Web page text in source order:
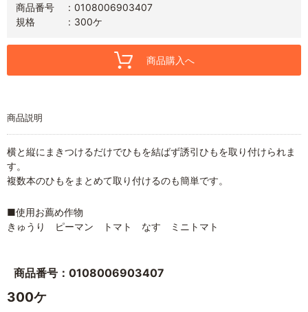
商品番号
0108006903407
規格
300ケ
商品購入へ
商品説明
横と縦にまきつけるだけでひもを結ばず誘引ひもを取り付けられま
す。
複数本のひもをまとめて取り付けるのも簡単です。
■使用お薦め作物
きゅうり ピーマン トマト なす ミニトマト
商品番号：0108006903407
300ケ